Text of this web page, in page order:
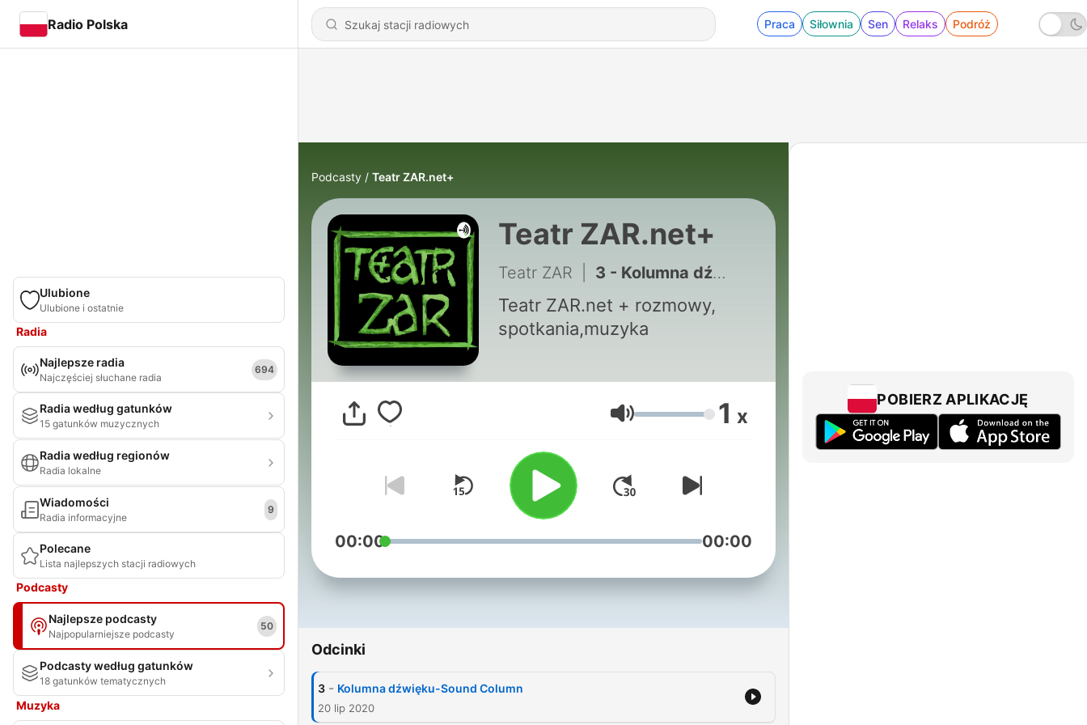
Radio Polska Praca Siłownia Sen Relaks Podróż
Ulubione
Ulubione i ostatnie
Radia
Najlepsze radia
Najczęściej słuchane radia
694
Radia według gatunków
15 gatunków muzycznych
Radia według regionów
Radia lokalne
Wiadomości
Radia informacyjne
9
Polecane
Lista najlepszych stacji radiowych
Podcasty
Najlepsze podcasty
Najpopularniejsze podcasty
50
Podcasty według gatunków
18 gatunków tematycznych
Muzyka
Podcasty Teatr ZAR.net+
Teatr ZAR.net+
Teatr ZAR 3 - Kolumna dźwięku-Sound Column
Teatr ZAR.net + rozmowy,
spotkania,muzyka
Głośność 1 x
00:00 00:00
Odcinki
3 - Kolumna dźwięku-Sound Column
20 lip 2020
POBIERZ APLIKACJĘ